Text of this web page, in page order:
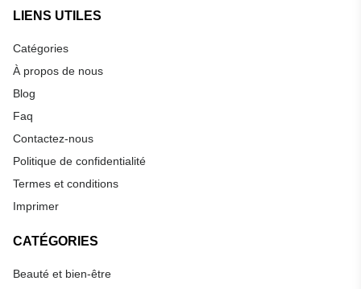
LIENS UTILES
Catégories
À propos de nous
Blog
Faq
Contactez-nous
Politique de confidentialité
Termes et conditions
Imprimer
CATÉGORIES
Beauté et bien-être